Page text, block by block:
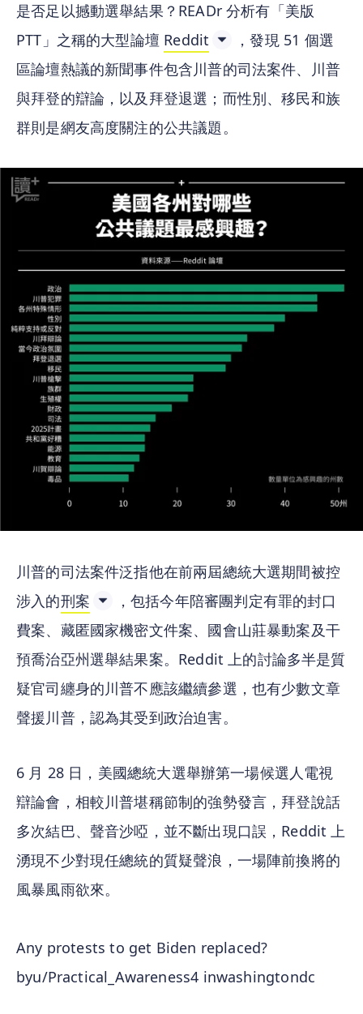
是否足以撼動選舉結果？READr 分析有「美版
PTT」之稱的大型論壇 Reddit
，發現 51 個選
區論壇熱議的新聞事件包含川普的司法案件、川普
與拜登的辯論，以及拜登退選；而性別、移民和族
群則是網友高度關注的公共議題。
川普的司法案件泛指他在前兩屆總統大選期間被控
涉入的刑案
，包括今年陪審團判定有罪的封口
費案、藏匿國家機密文件案、國會山莊暴動案及干
預喬治亞州選舉結果案。Reddit 上的討論多半是質
疑官司纏身的川普不應該繼續參選，也有少數文章
聲援川普，認為其受到政治迫害。
6 月 28 日，美國總統大選舉辦第一場候選人電視
辯論會，相較川普堪稱節制的強勢發言，拜登說話
多次結巴、聲音沙啞，並不斷出現口誤，Reddit 上
湧現不少對現任總統的質疑聲浪，一場陣前換將的
風暴風雨欲來。
Any protests to get Biden replaced?
byu/Practical_Awareness4 inwashingtondc